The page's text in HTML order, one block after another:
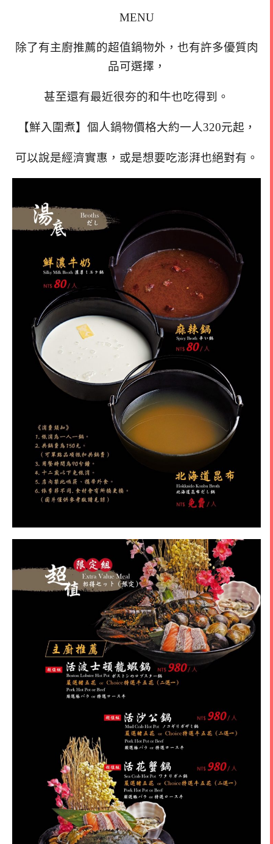
MENU
除了有主廚推薦的超值鍋物外，也有許多優質肉
品可選擇，
甚至還有最近很夯的和牛也吃得到。
【鮮入圍煮】個人鍋物價格大約一人320元起，
可以說是經濟實惠，或是想要吃澎湃也絕對有。